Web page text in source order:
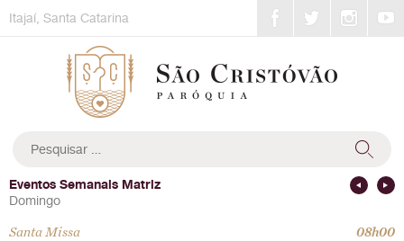
toItajaí, Santa Catarina
por:
Eventos Semanais Matriz
Domingo
Santa Missa 08h00